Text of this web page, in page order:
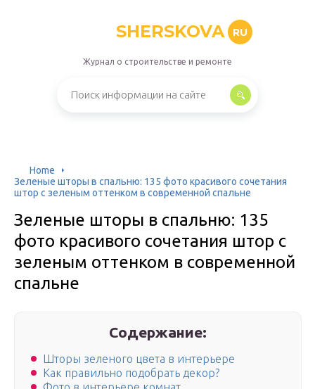
SHERSKOVA RU
Журнал о строительстве и ремонте
Home
Зеленые шторы в спальню: 135 фото красивого сочетания
штор с зеленым оттенком в современной спальне
Зеленые шторы в спальню: 135
фото красивого сочетания штор с
зеленым оттенком в современной
спальне
Содержание:
Шторы зеленого цвета в интерьере
Как правильно подобрать декор?